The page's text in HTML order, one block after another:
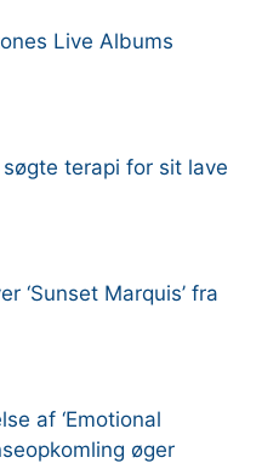
Live Albums
terapi for sit lave
‘Sunset Marquis’ fra
af ‘Emotional
øger